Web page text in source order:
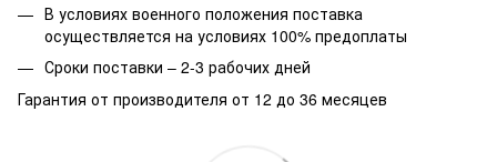
В условиях военного положения поставка
осуществляется на условиях 100% предоплаты
Сроки поставки – 2-3 рабочих дней
Гарантия от производителя от 12 до 36 месяцев